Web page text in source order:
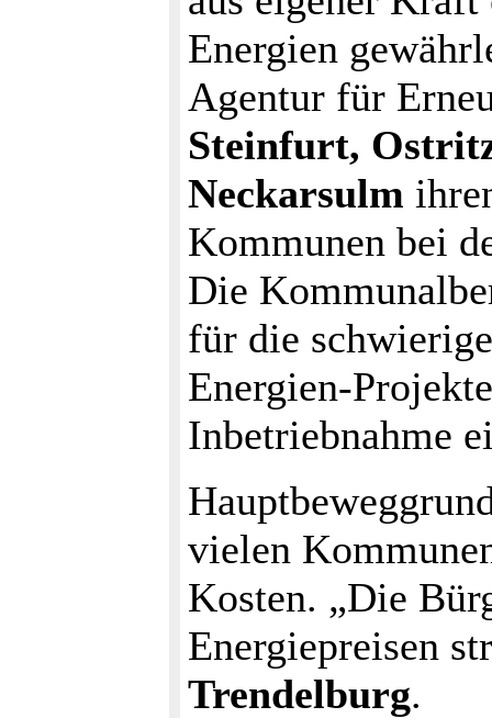
Energien
Agentur für
Steinfurt,
Neckarsulm
Kommunen bei
Die
für die
Energien-
Inbetriebnahme
vielen
Kosten. „Die
Energiepreisen
Trendelburg.